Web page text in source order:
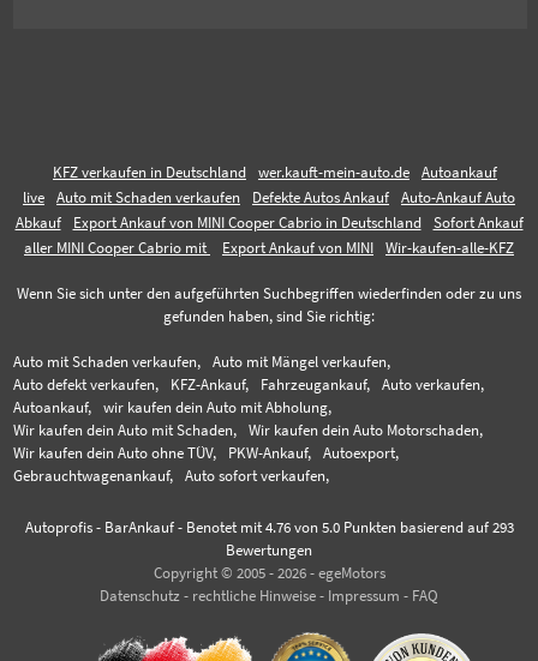
KFZ verkaufen in Deutschland wer.kauft-mein-auto.de
Autoankauf
live
Auto mit Schaden verkaufen Defekte Autos Ankauf
Auto-Ankauf Auto
Abkauf
Export Ankauf von MINI Cooper Cabrio in Deutschland
Sofort Ankauf
aller MINI Cooper Cabrio mit
Export Ankauf von MINI Wir-kaufen-alle-KFZ
Wenn Sie sich unter den aufgeführten Suchbegriffen wiederfinden oder zu uns
gefunden haben, sind Sie richtig:
Auto mit Schaden verkaufen,
Auto mit Mängel verkaufen,
Auto defekt verkaufen,
KFZ-Ankauf, Fahrzeugankauf,
Auto verkaufen,
Autoankauf,
wir kaufen dein Auto mit Abholung,
Wir kaufen dein Auto mit Schaden,
Wir kaufen dein Auto Motorschaden,
Wir kaufen dein Auto ohne TÜV,
PKW-Ankauf,
Autoexport,
Gebrauchtwagenankauf,
Auto sofort verkaufen,
Autoprofis - BarAnkauf- Benotet mit 4.76von 5.0 Punkten basierend auf 293
Bewertungen
Copyright © 2005 - 2026 - egeMotors
Datenschutz - rechtliche Hinweise - Impressum - FAQ